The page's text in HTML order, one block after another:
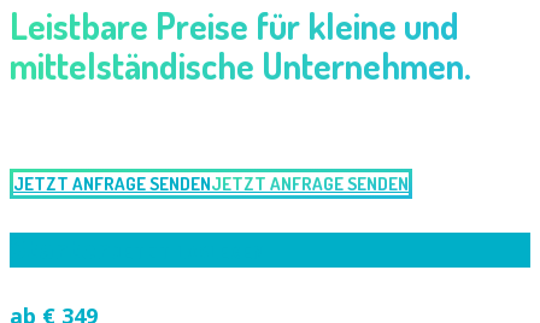
Leistbare Preise für kleine und
mittelständische Unternehmen.
JETZT ANFRAGE SENDENJETZT ANFRAGE SENDEN
ab € 349